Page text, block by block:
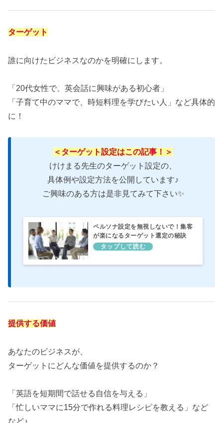
ターゲット
誰に向けたビジネスなのかを明確にします。
「20代女性で、英会話に興味がある初心者」
「子育て中のママで、時短料理を学びたい人」など具体的
に！
＜ターゲット設定はこの記事！＞
けけまる先生のターゲット設定の、
具体例や設定方法を公開しています♪
ご興味のある方は是非見てみて下さい✨
ペルソナ設定を無視しないで！集客
が楽になるターゲット選定の秘訣
提供する価値
あなたのビジネスが、
ターゲットにどんな価値を提供するのか？
「英語を短期間で話せる自信を与える」
「忙しいママに15分で作れる料理レシピを教える」など
など♪